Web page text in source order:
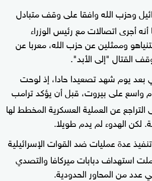
وحزب الله وافقا على وقف متبادل
أنه أجرى اتصالات مع رئيس الوزراء
وممثلين عن حزب الله، معربا عن
القتال "إلى الأبد".
بعد يوم شهد تصعيدا حادا، إذ لوحت
واسع على بيروت، قبل أن يؤكد ترامب
عن العملية العسكرية المخطط لها
لكن الهدوء لم يدم طويلا.
تنفيذ عدة عمليات ضد القوات الإسرائيلية
استهداف دبابات ميركافا والتصدي
عدد من المحاور الحدودية.